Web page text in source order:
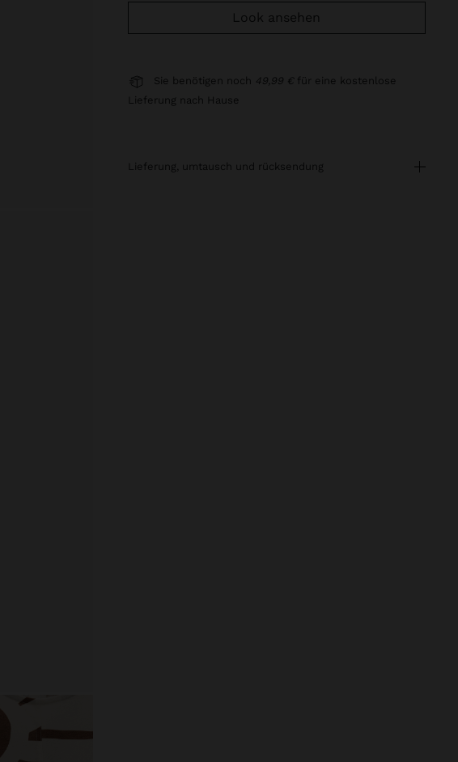
Look ansehen
Sie benötigen noch 49,99 €
für eine kostenlose
Lieferung nach Hause
lieferung, umtausch und rücksendung